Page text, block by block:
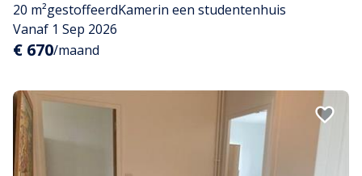
20 m²gestoffeerdKamerin een studentenhuis
Vanaf 1 Sep 2026
€ 670/maand